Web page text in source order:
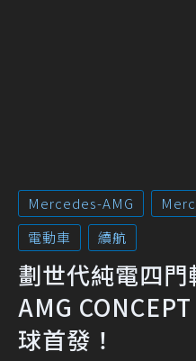
Mercedes-AMG
電動車
續航
劃世代純電四
AMG
球首發！